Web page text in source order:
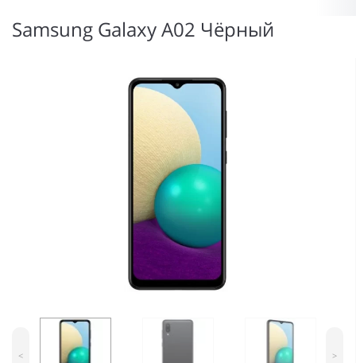
Samsung Galaxy A02 Чёрный
< >